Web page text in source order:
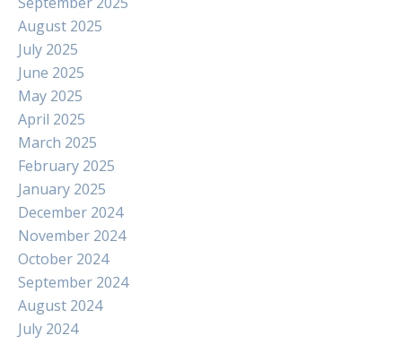
August 2025
July 2025
June 2025
May 2025
April 2025
March 2025
February 2025
January 2025
December 2024
November 2024
October 2024
September 2024
August 2024
July 2024